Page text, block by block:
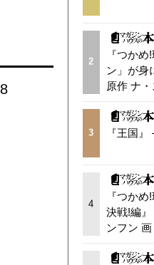
2
『つか
ン」が身
原作 ナ
3 『王国
4
『つか
決戦!編
ンフン